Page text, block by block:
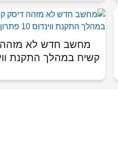
מחשב חדש לא מזהה
קשיח במהלך התקנת